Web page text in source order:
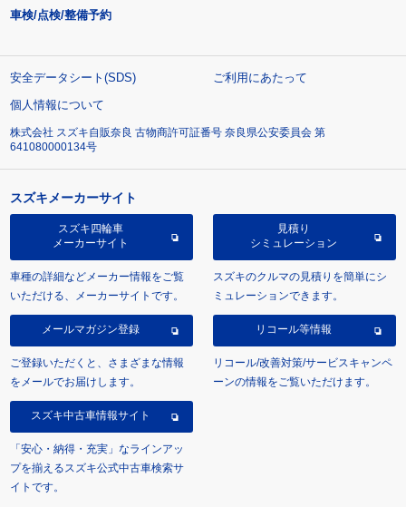
車検/点検/整備予約
安全データシート(SDS)
ご利用にあたって
個人情報について
株式会社 スズキ自販奈良 古物商許可証番号 奈良県公安委員会 第
641080000134号
スズキメーカーサイト
スズキ四輪車
メーカーサイト
車種の詳細などメーカー情報をご覧
いただける、メーカーサイトです。
見積り
シミュレーション
スズキのクルマの見積りを簡単にシ
ミュレーションできます。
メールマガジン登録
ご登録いただくと、さまざまな情報
をメールでお届けします。
リコール等情報
リコール/改善対策/サービスキャンペ
ーンの情報をご覧いただけます。
スズキ中古車情報サイト
「安心・納得・充実」なラインアッ
プを揃えるスズキ公式中古車検索サ
イトです。